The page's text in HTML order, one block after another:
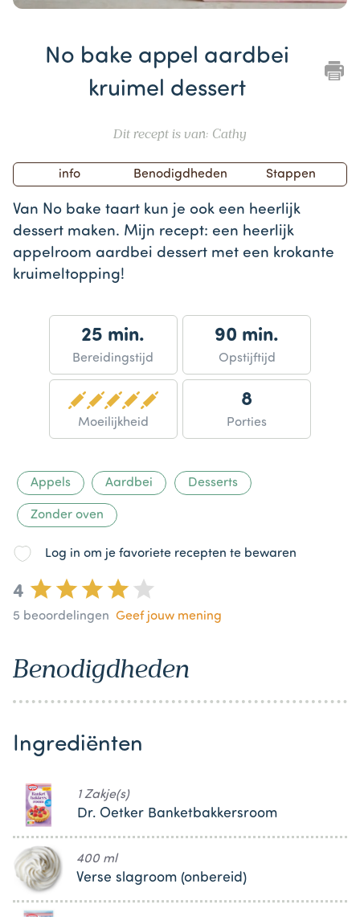
No bake appel aardbei
kruimel dessert
Dit recept is van: Cathy
info Benodigdheden Stappen
Van No bake taart kun je ook een heerlijk
dessert maken. Mijn recept: een heerlijk
appelroom aardbei dessert met een krokante
kruimeltopping!
25 min.
Bereidingstijd
90 min.
Opstijftijd
Moeilijkheid
8
Porties
Appels Aardbei Desserts
Zonder oven
Log in om je favoriete recepten te bewaren
4
5 beoordelingen Geef jouw mening
Benodigdheden
Ingrediënten
1 Zakje(s)
Dr. Oetker Banketbakkersroom
400 ml
Verse slagroom (onbereid)